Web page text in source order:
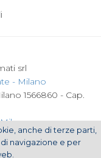
srl
- Milano
1566860 - Cap.
anche di terze parti,
navigazione e per